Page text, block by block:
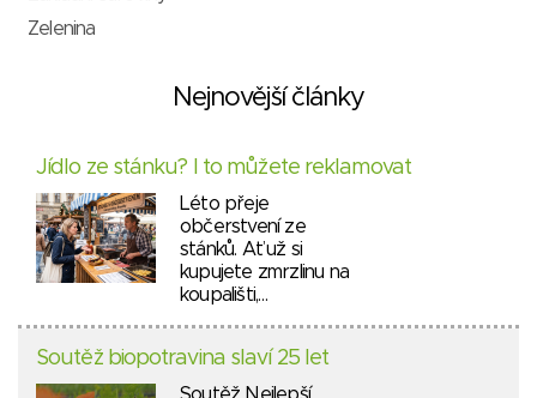
Zelenina
Nejnovější články
Jídlo ze stánku? I to můžete reklamovat
Léto přeje
občerstvení ze
stánků. Ať už si
kupujete zmrzlinu na
koupališti,…
Soutěž biopotravina slaví 25 let